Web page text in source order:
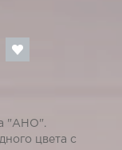
"АНО".
цвета с